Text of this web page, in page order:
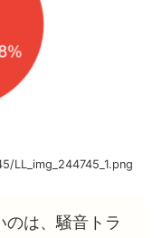
LL_img_244745_1.png
は、騒音トラ